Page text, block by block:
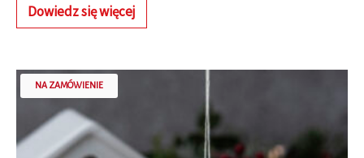
Dowiedz się więcej
NA ZAMÓWIENIE